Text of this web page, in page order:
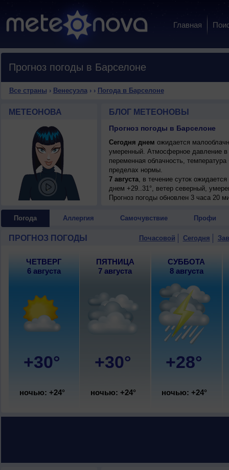
Главная
Прогноз погоды в Барселоне
Все страны › Венесуэла› › Погода в Барселоне
МЕТЕОНОВА БЛОГ МЕТЕОНОВЫ
Прогноз погоды в Барселоне
Сегодня днем ожидается
умеренный. Атмосферное давление
переменная облачность,
пределах нормы.
7 августа, в течение суток
днем +29..31°, ветер северный,
7 августа, ожидается переменная
8 августа, в течение суток
, ожидается малооблачная
ночью +23..25°, днем +31..33°, ветер
Прогноз погоды обновлен 3 часа 20
Погода Аллергия Самочувствие Профи
ПРОГНОЗ ПОГОДЫ Почасовой Сегодня
ЧЕТВЕРГ
6 августа
+30°
ночью: +24°
ПЯТНИЦА
7 августа
+30°
ночью: +24°
СУББОТА
8 августа
+28°
ночью: +24°